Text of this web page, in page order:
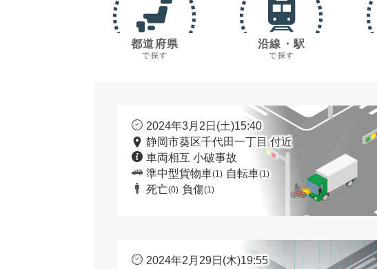
都道府県
で探す
沿線・駅
で探す
2024年3月2日(土)15:40
静岡市葵区千代田一丁目 付近
車両相互 小破事故
準中型貨物車(1) 自転車(1)
死亡(0) 負傷(1)
2024年2月29日(木)19:55